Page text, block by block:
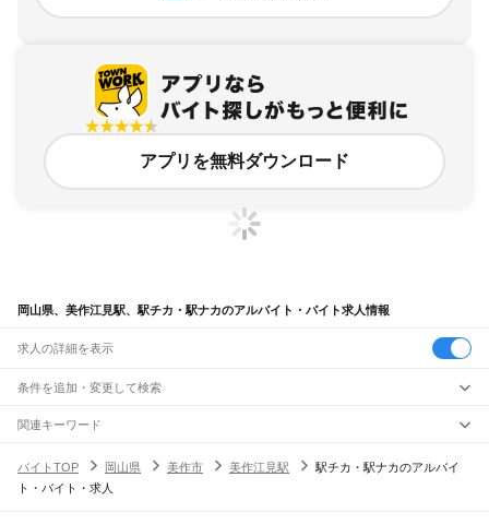
アプリを無料ダウンロード
岡山県、美作江見駅、駅チカ・駅ナカのアルバイト・バイト求人情報
求人の詳細を表示
条件を追加・変更して検索
市区町村を追加・変更
岡山県すべて
岡山市 すべて
駅を追加・変更
職種を追加・変更
関連キーワード
バイトTOP
岡山県 美作市 美作江見駅
駅チカ・駅ナカのアルバイ
ト・バイト・求人